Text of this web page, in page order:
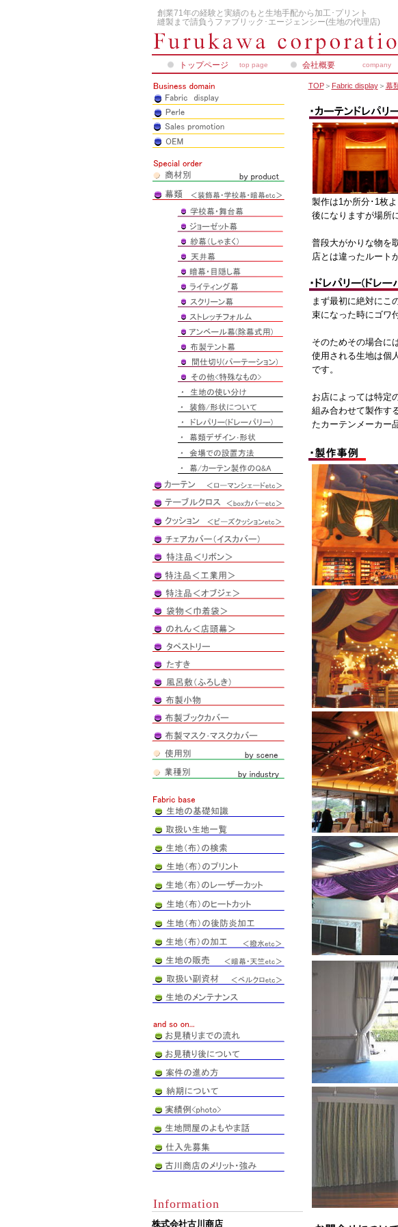
創業71年の経験と実績のもと生地手配から加工･プリント
縫製まで請負うファブリック･エージェンシー(生地の代理店)
TOP＞ Fabric display＞ 幕
製作は1か所分･1枚
後になりますが場所
普段大がかりな物を
店とは違ったルート
まず最初に絶対にこ
束になった時にゴワ
そのためその場合に
使用される生地は個
です。
お店によっては特定
組み合わせて製作す
たカーテンメーカー
top page
トップページ company
会社概要
Information
株式会社古川商店